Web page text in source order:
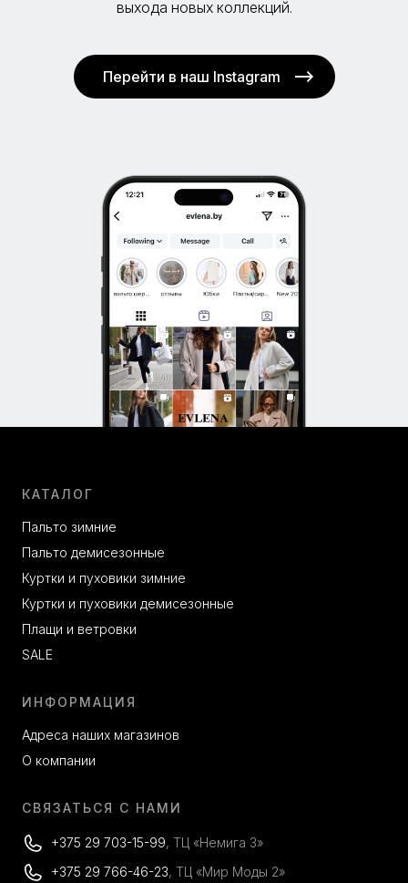
выхода новых коллекций.
Перейти в наш Instagram
КАТАЛОГ
Пальто зимние
Пальто демисезонные
Куртки и пуховики зимние
Куртки и пуховики демисезонные
Плащи и ветровки
SALE
ИНФОРМАЦИЯ
Адреса наших магазинов
О компании
СВЯЗАТЬСЯ С НАМИ
+375 29 703-15-99, ТЦ «Немига 3»
+375 29 766-46-23, ТЦ «Мир Моды 2»